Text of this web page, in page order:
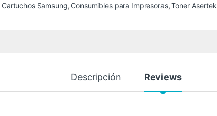
Cartuchos Samsung, Consumibles para Impresoras,Toner Asertek
Descripción Reviews